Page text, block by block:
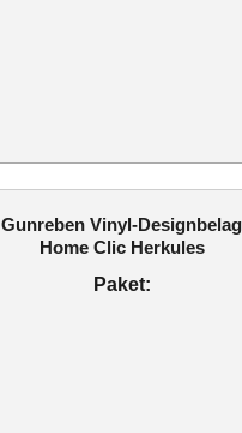
Gunreben Vinyl-Designbelag
Home Clic Herkules
Paket: